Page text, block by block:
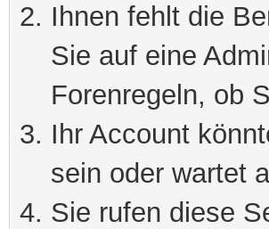
Ihnen fehlt die
Sie auf eine
Forenregeln, ob
Ihr Account
sein oder wartet
Sie rufen diese